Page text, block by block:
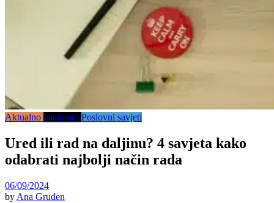
Aktualno Istaknuto Poslovni savjeti
Ured ili rad na daljinu? 4 savjeta kako
odabrati najbolji način rada
06/09/2024
by Ana Gruden